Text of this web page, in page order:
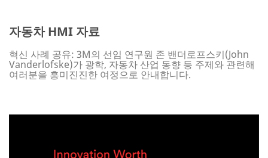
자동차 HMI 자료
혁신 사례 공유: 3M의 선임 연구원 존 밴더로프스키(John
Vanderlofske)가 광학, 자동차 산업 동향 등 주제와 관련해
여러분을 흥미진진한 여정으로 안내합니다.